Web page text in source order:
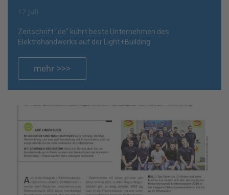
12 Juli
Zeitschrift "de" kührt beste Unternehmen des
Elektrohandwerks auf der Light+Building
mehr >>>